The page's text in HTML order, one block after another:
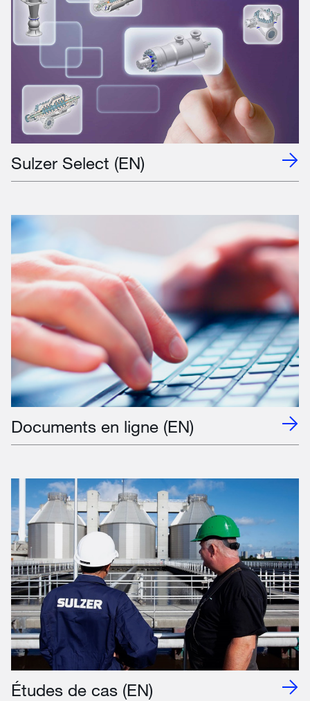
Sulzer Select (EN)
Documents en ligne (EN)
Études de cas (EN)